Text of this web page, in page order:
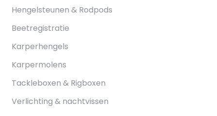
Hengelsteunen & Rodpods
Beetregistratie
Karperhengels
Karpermolens
Tackleboxen & Rigboxen
Verlichting & nachtvissen